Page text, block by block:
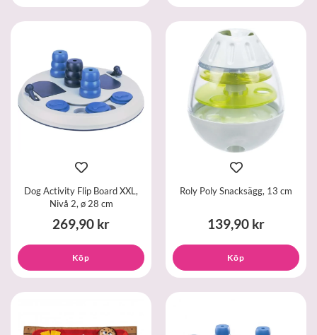
Dog Activity Flip Board XXL,
Nivå 2, ø 28 cm
269,90 kr
Köp
Roly Poly Snacksägg, 13 cm
139,90 kr
Köp